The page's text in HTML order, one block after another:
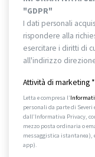
"GDPR"
I dati personali
rispondere alla
esercitare i diritti di
all'indirizzo
Attività di marketing *
Letta e compresa l’
personali da parte di
dall’Informativa Privacy,
mezzo posta ordinaria o
messaggistica
app).